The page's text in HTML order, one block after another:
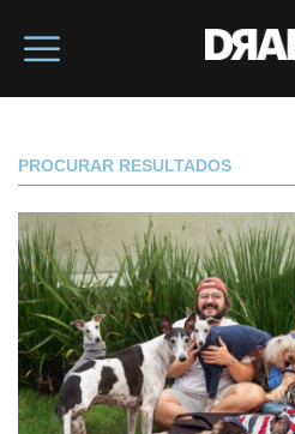
PROCURAR RESULTADOS